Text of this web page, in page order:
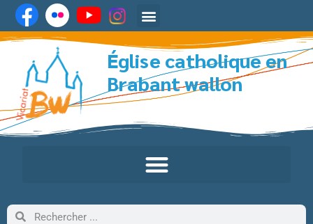
Église catholique en
Brabant wallon